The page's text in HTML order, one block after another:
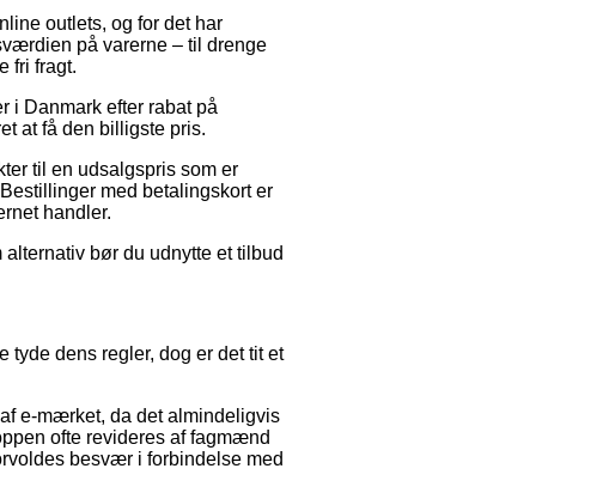
outlets, og for det har
på varerne – til drenge
fri fragt.
i Danmark efter rabat på
at få den billigste pris.
til en udsalgspris som er
med betalingskort er
handler.
bør du udnytte et tilbud
tyde dens regler, dog er det tit et
e-mærket, da det almindeligvis
ofte revideres af fagmænd
besvær i forbindelse med